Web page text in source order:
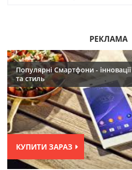
РЕКЛАМА
Популярні Смартфони - інновації
та стиль
КУПИТИ ЗАРАЗ